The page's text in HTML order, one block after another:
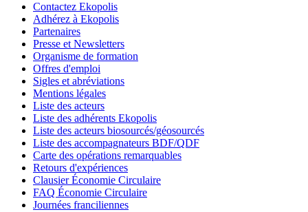
Contactez Ekopolis
Adhérez à Ekopolis
Partenaires
Presse et Newsletters
Organisme de formation
Offres d'emploi
Sigles et abréviations
Mentions légales
Liste des acteurs
Liste des adhérents Ekopolis
Liste des acteurs biosourcés/géosourcés
Liste des accompagnateurs BDF/QDF
Carte des opérations remarquables
Retours d'expériences
Clausier Économie Circulaire
FAQ Économie Circulaire
Journées franciliennes